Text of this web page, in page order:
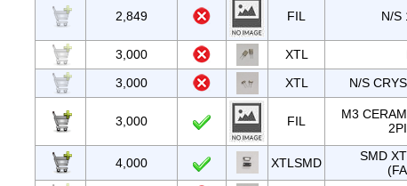
2,849 FIL N/S
3,000 XTL
3,000
XTL N/S
3,000 FIL
M3
4,000 XTLSMD
SMD